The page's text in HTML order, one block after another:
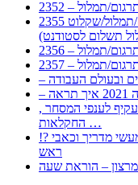
תרגום/תמלול
2355 דרישה לתשלום עבור מתן שירותי תרגום/תמלול/שקלוט
תשלום לסטודנט)
תרגום/תמלול
תרגום/תמלול
, התעשייה , פיצויי מס רכוש בגין נזק עקיף לענפי המסחר
החקלאות …
!? איך להפרד מהמיגרנה לשחרור ממיגרנה מעשי מדריך וכאבי
ראש
מרצון – הוראת שעה